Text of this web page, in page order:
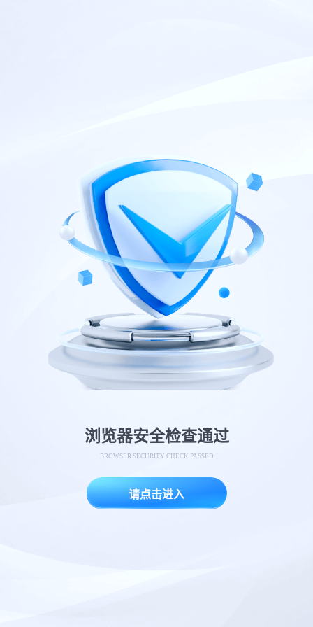
浏览器安全检查通过
BROWSER SECURITY CHECK PASSED
请点击进入